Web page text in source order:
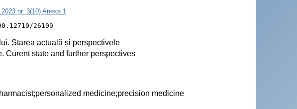
nr. 3(10) Anexa 1
26109
Starea actuală și perspectivele
Curent state and further perspectives
medicine;precision medicine